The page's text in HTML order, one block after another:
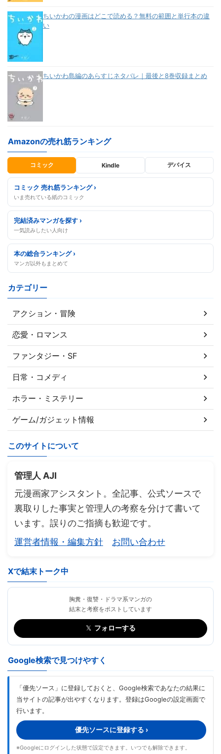
ちいかわの漫画はどこで読める？無料の範囲と単行本の違
い
ちいかわ島編のあらすじネタバレ｜最後と8巻収録まとめ
Amazonの売れ筋ランキング
コミック Kindle デバイス
コミック 売れ筋ランキング ›
いま売れている紙のコミック
完結済みマンガを探す ›
一気読みしたい人向け
本の総合ランキング ›
マンガ以外もまとめて
カテゴリー
アクション・冒険
恋愛・ロマンス
ファンタジー・SF
日常・コメディ
ホラー・ミステリー
ゲーム/ガジェット情報
このサイトについて
管理人 AJI
元漫画家アシスタント。全記事、公式ソースで
裏取りした事実と管理人の考察を分けて書いて
います。誤りのご指摘も歓迎です。
運営者情報・編集方針
お問い合わせ
Xで結末トーク中
胸糞・復讐・ドラマ系マンガの
結末と考察をポストしています
𝕏 フォローする
Google検索で見つけやすく
「優先ソース」に登録しておくと、Google検索であなたの結果に
当サイトの記事が出やすくなります。登録はGoogleの設定画面で
行います。
優先ソースに登録する ›
※Googleにログインした状態で設定できます。いつでも解除できます。